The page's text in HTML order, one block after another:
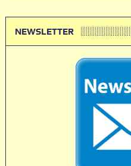
NEWSLETTER